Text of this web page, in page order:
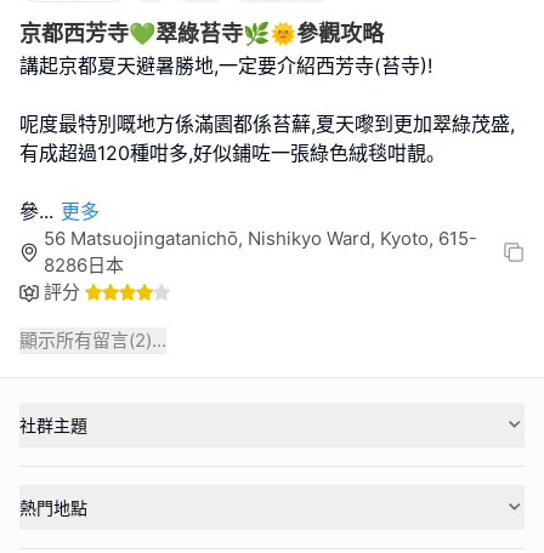
京都西芳寺💚翠綠苔寺🌿🌞參觀攻略
講起京都夏天避暑勝地,一定要介紹西芳寺(苔寺)!
呢度最特別嘅地方係滿園都係苔蘚,夏天嚟到更加翠綠茂盛,
有成超過120種咁多,好似鋪咗一張綠色絨毯咁靚｡
參... 更多
56 Matsuojingatanichō, Nishikyo Ward, Kyoto, 615-
8286日本
評分
顯示所有留言(2)...
社群主題
熱門地點